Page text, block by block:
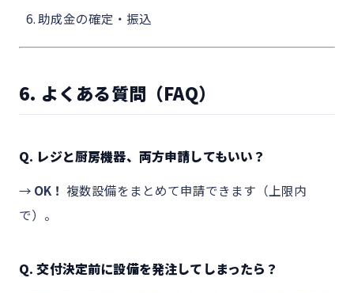
助成金の確定・振込
6. よくある質問（FAQ）
Q. レジと厨房機器、両方申請してもいい？
→ OK！ 複数設備をまとめて申請できます（上限内
で）。
Q. 交付決定前に設備を発注してしまったら？